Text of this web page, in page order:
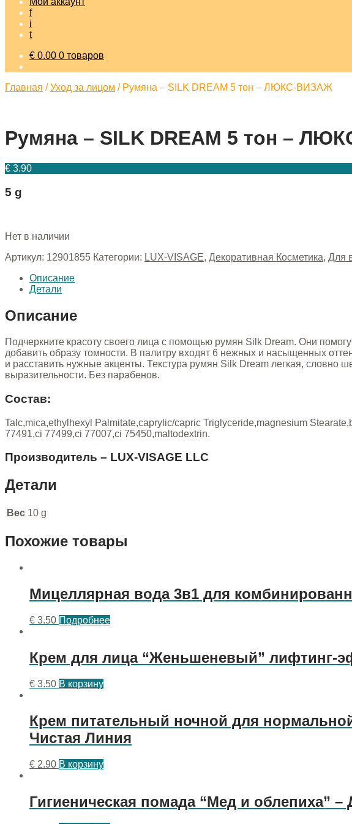
f
i
t
€ 0.00 0 товаров
Главная /Уход за лицом / Румяна – SILK DREAM 5 тон – ЛЮКС-ВИЗАЖ
Румяна – SILK DREAM 5 тон –
€ 3.90
5 g
Нет в наличии
Артикул: 12901855 Категории: LUX-VISAGE, Декоративная Косметика, Для
Описание
Детали
Описание
Подчеркните красоту своего лица с помощью румян Silk Dream. Они
добавить образу томности. В палитру входят 6 нежных и насыщенных
и расставить нужные акценты. Текстура румян Silk Dream легкая, словно
выразительности. Без парабенов.
Состав:
Talc,mica,ethylhexyl Palmitate,caprylic/capric Triglyceride,magnesium
77491,ci 77499,ci 77007,ci 75450,maltodextrin.
Производитель – LUX-VISAGE LLC
Детали
Вес 10 g
Похожие товары
Мицеллярная вода 3в1 для
€ 3.50 Подробнее
Крем для лица “Женьшеневый” лифтинг-
€ 3.50 В корзину
Крем питательный ночной для
Чистая Линия
€ 2.90 В корзину
Гигиеническая помада “Мед и облепиха”